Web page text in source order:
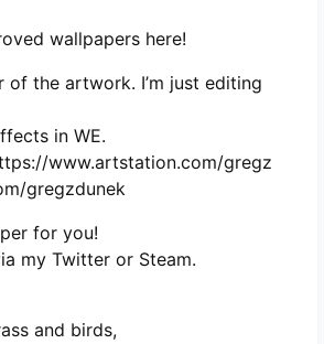
wallpapers here!
of the artwork. I’m just editing
in WE.
www.artstation.com/gregz
gregzdunek
for you!
my Twitter or Steam.
and birds,